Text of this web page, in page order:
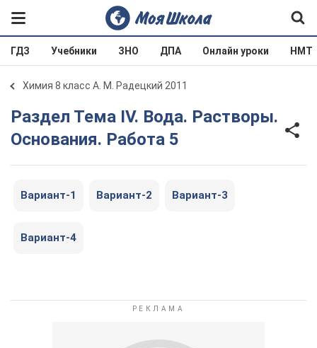
ГДЗ Учебники ЗНО ДПА Онлайн уроки НМТ
Химия 8 класс А. М. Радецкий 2011
Раздел Тема IV. Вода. Растворы.
Основания. Работа 5
Вариант-1 Вариант-2 Вариант-3
Вариант-4